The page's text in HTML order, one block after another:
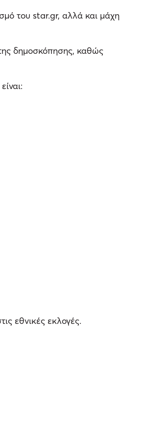
του star.gr, αλλά και μάχη
δημοσκόπησης, καθώς
εθνικές εκλογές.